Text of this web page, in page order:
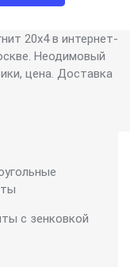
20х4 в интернет-
Неодимовый
цена. Доставка
с зенковкой